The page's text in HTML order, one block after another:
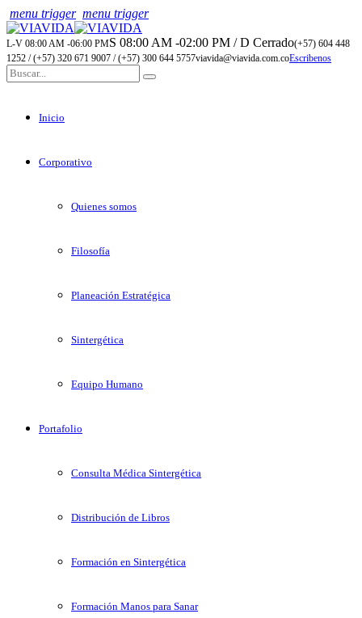
menu trigger menu trigger
L-V 08:00 AM -06:00 PMS 08:00 AM -02:00 PM / D Cerrado(+57) 604 448
1252 / (+57) 320 671 9007 / (+57) 300 644 5757viavida@viavida.com.coEscribenos
Inicio
Corporativo
Quienes somos
Filosofía
Planeación Estratégica
Sintergética
Equipo Humano
Portafolio
Consulta Médica Sintergética
Distribución de Libros
Formación en Sintergética
Formación Manos para Sanar